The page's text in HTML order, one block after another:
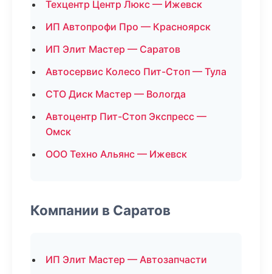
Техцентр Центр Люкс — Ижевск
ИП Автопрофи Про — Красноярск
ИП Элит Мастер — Саратов
Автосервис Колесо Пит-Стоп — Тула
СТО Диск Мастер — Вологда
Автоцентр Пит-Стоп Экспресс —
Омск
ООО Техно Альянс — Ижевск
Компании в Саратов
ИП Элит Мастер — Автозапчасти